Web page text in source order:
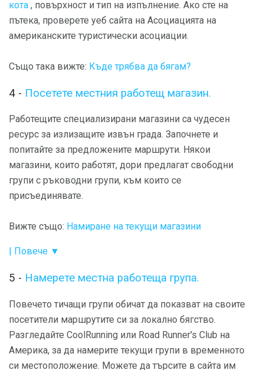
кота , повърхност и тип на изпълнение. Ако сте на
пътека, проверете уеб сайта на Асоциацията на
американските туристически асоциации.
Също така вижте: Къде трябва да бягам?
4 - Посетете местния работещ магазин.
Работещите специализирани магазини са чудесен
ресурс за излизащите извън града. Започнете и
попитайте за предложените маршрути. Някои
магазини, които работят, дори предлагат свободни
групи с ръководни групи, към които се
присъединявате.
Вижте също: Намиране на текущи магазини
| Повече ▼
5 - Намерете местна работеща група.
Повечето тичащи групи обичат да показват на своите
посетители маршрутите си за локално бягство.
Разгледайте CoolRunning или Road Runner's Club на
Америка, за да намерите текущи групи в временното
си местоположение. Можете да търсите в сайта им